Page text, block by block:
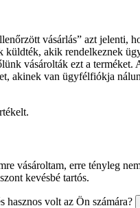
vásárlás” azt jelenti,
küldték, akik rendelkeznek
vásárolták ezt a terméket.
akinek van ügyfélfiókja
vásároltam, erre tényleg
kevésbé tartós.
hasznos volt az Ön számára?